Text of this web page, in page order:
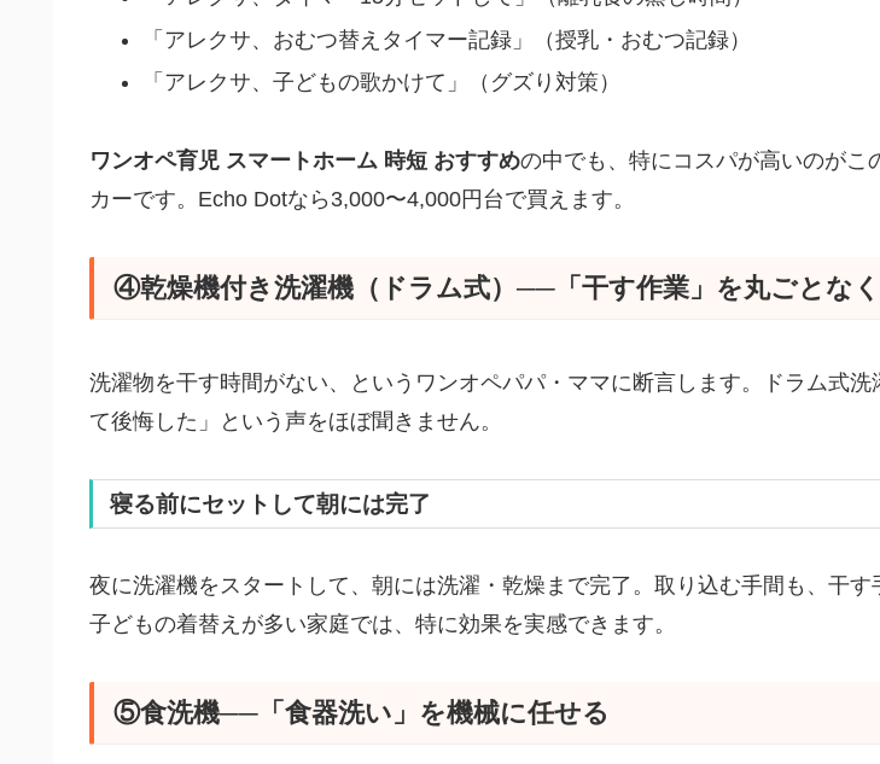
「アレクサ、おむつ替えタイマー記録」（授乳・おむつ記録）
「アレクサ、子どもの歌かけて」（グズり対策）
ワンオペ育児 スマートホーム 時短 おすすめの中でも、特にコスパが高いのがこ
カーです。Echo Dotなら3,000〜4,000円台で買えます。
④乾燥機付き洗濯機（ドラム式）──「干す作業」を丸ごとな
洗濯物を干す時間がない、というワンオペパパ・ママに断言します。ドラム式洗
て後悔した」という声をほぼ聞きません。
寝る前にセットして朝には完了
夜に洗濯機をスタートして、朝には洗濯・乾燥まで完了。取り込む手間も、干す
子どもの着替えが多い家庭では、特に効果を実感できます。
⑤食洗機──「食器洗い」を機械に任せる